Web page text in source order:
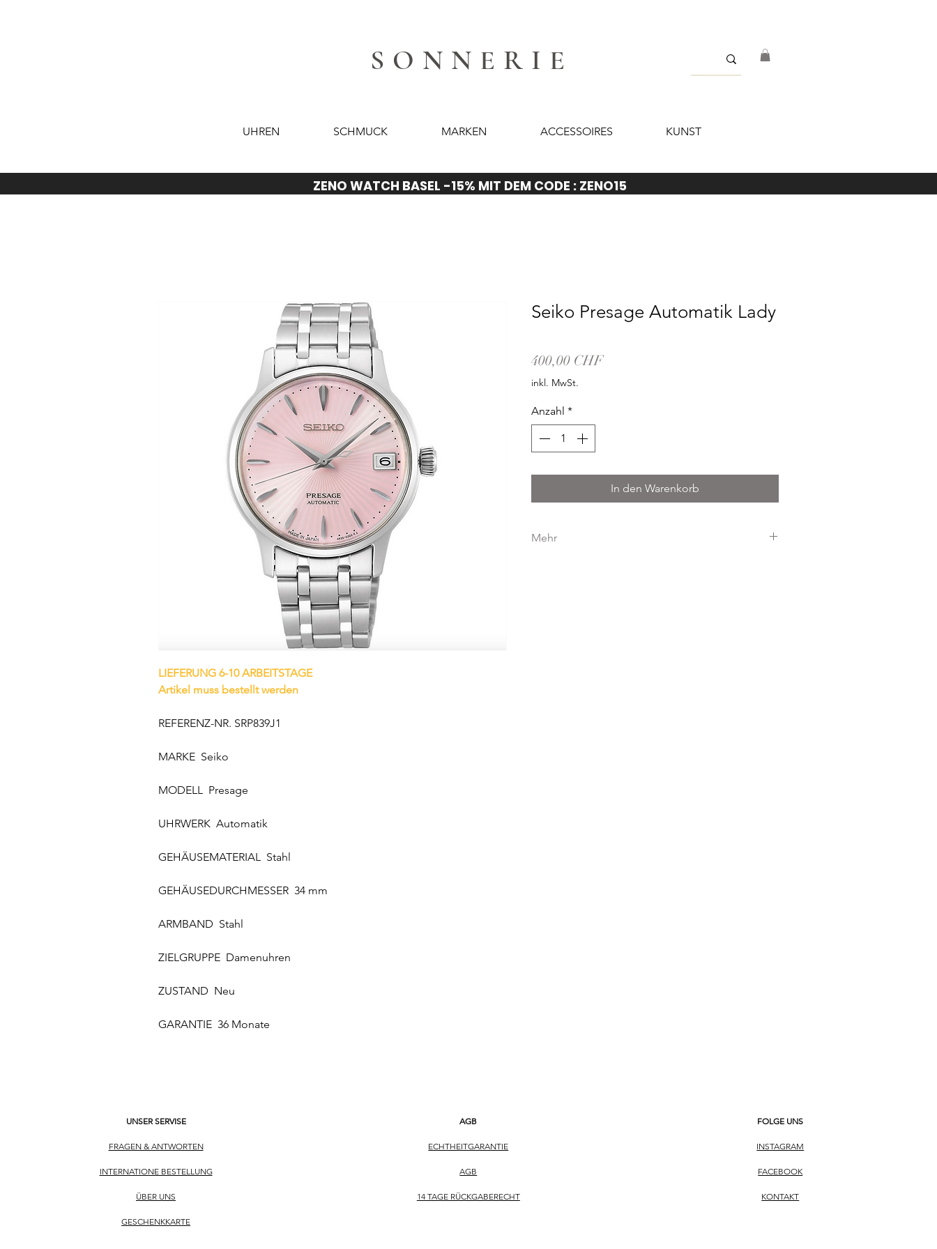
SONNERIE
UHREN SCHMUCK MARKEN ACCESSOIRES KUNST
ZENO WATCH BASEL -15% MIT DEM CODE : ZENO15
LIEFERUNG 6-10 ARBEITSTAGE
Artikel muss bestellt werden
REFERENZ-NR. SRP839J1
MARKE Seiko
MODELL Presage
UHRWERK Automatik
GEHÄUSEMATERIAL Stahl
GEHÄUSEDURCHMESSER 34 mm
ARMBAND Stahl
ZIELGRUPPE Damenuhren
ZUSTAND Neu
GARANTIE 36 Monate
Seiko Presage Automatik Lady
400,00 CHFPreis
inkl. MwSt.
Anzahl *
In den Warenkorb
Mehr
UNSER SERVISE
FRAGEN & ANTWORTEN
INTERNATIONE BESTELLUNG
ÜBER UNS
​GESCHENKKARTE
AGB
ECHTHEITGARANTIE
AGB
14 TAGE RÜCKGABERECHT
FOLGE UNS
INSTAGRAM
FACEBOOK
KONTAKT